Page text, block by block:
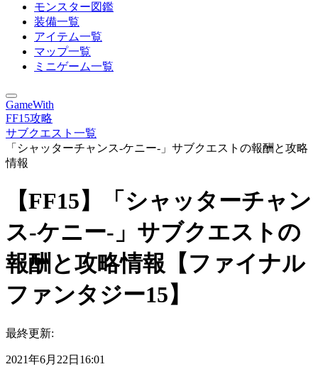
モンスター図鑑
装備一覧
アイテム一覧
マップ一覧
ミニゲーム一覧
GameWith
FF15攻略
サブクエスト一覧
「シャッターチャンス-ケニー-」サブクエストの報酬と攻略
情報
【FF15】「シャッターチャン
ス-ケニー-」サブクエストの
報酬と攻略情報【ファイナル
ファンタジー15】
最終更新:
2021年6月22日16:01